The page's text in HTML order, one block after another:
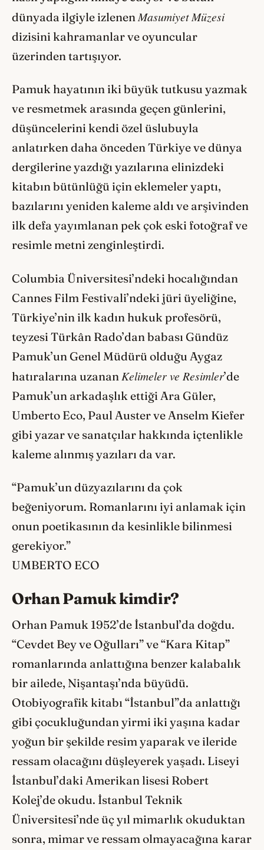
dünyada ilgiyle izlenen Masumiyet Müzesi
dizisini kahramanlar ve oyuncular
üzerinden tartışıyor.
Pamuk hayatının iki büyük tutkusu yazmak
ve resmetmek arasında geçen günlerini,
düşüncelerini kendi özel üslubuyla
anlatırken daha önceden Türkiye ve dünya
dergilerine yazdığı yazılarına elinizdeki
kitabın bütünlüğü için eklemeler yaptı,
bazılarını yeniden kaleme aldı ve arşivinden
ilk defa yayımlanan pek çok eski fotoğraf ve
resimle metni zenginleştirdi.
Columbia Üniversitesi’ndeki hocalığından
Cannes Film Festivali’ndeki jüri üyeliğine,
Türkiye’nin ilk kadın hukuk profesörü,
teyzesi Türkân Rado’dan babası Gündüz
Pamuk’un Genel Müdürü olduğu Aygaz
hatıralarına uzanan Kelimeler ve Resimler’de
Pamuk’un arkadaşlık ettiği Ara Güler,
Umberto Eco, Paul Auster ve Anselm Kiefer
gibi yazar ve sanatçılar hakkında içtenlikle
kaleme alınmış yazıları da var.
“Pamuk’un düzyazılarını da çok
beğeniyorum. Romanlarını iyi anlamak için
onun poetikasının da kesinlikle bilinmesi
gerekiyor.”
UMBERTO ECO
Orhan Pamuk kimdir?
Orhan Pamuk 1952’de İstanbul’da doğdu.
“Cevdet Bey ve Oğulları” ve “Kara Kitap”
romanlarında anlattığına benzer kalabalık
bir ailede, Nişantaşı’nda büyüdü.
Otobiyografik kitabı “İstanbul”da anlattığı
gibi çocukluğundan yirmi iki yaşına kadar
yoğun bir şekilde resim yaparak ve ileride
ressam olacağını düşleyerek yaşadı. Liseyi
İstanbul’daki Amerikan lisesi Robert
Kolej’de okudu. İstanbul Teknik
Üniversitesi’nde üç yıl mimarlık okuduktan
sonra, mimar ve ressam olmayacağına karar